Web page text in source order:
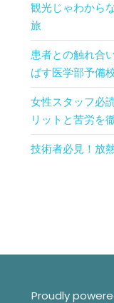
観光じゃわから
旅
患者との触れ合
ばす医学部予備
女性スタッフ必
リットと苦労を
技術者必見！放
Proudly